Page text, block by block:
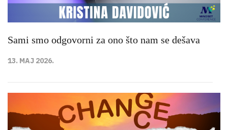
Sami smo odgovorni za ono što nam se dešava
13. MAJ 2026.